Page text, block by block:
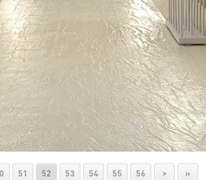
51 52 53 54 55 56 > »